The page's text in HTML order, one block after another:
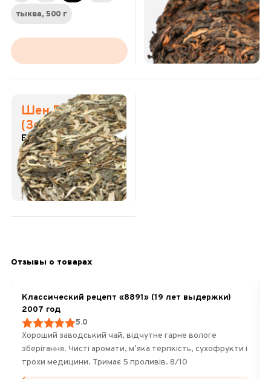
тыква, 500 г
Шен Пуэр
(Зеленый пуэр)
Естественная
ферментация.
Вдохновляет.
Обновляет силы.
185
Отзывы о товарах
Классический рецепт «8891» (19 лет выдержки)
2007 год
5.0
Хороший заводський чай, відчутне гарне вологе
зберігання. Чисті аромати, мʼяка терпкість, сухофрукти і
трохи медицини. Тримає 5 проливів. 8/10